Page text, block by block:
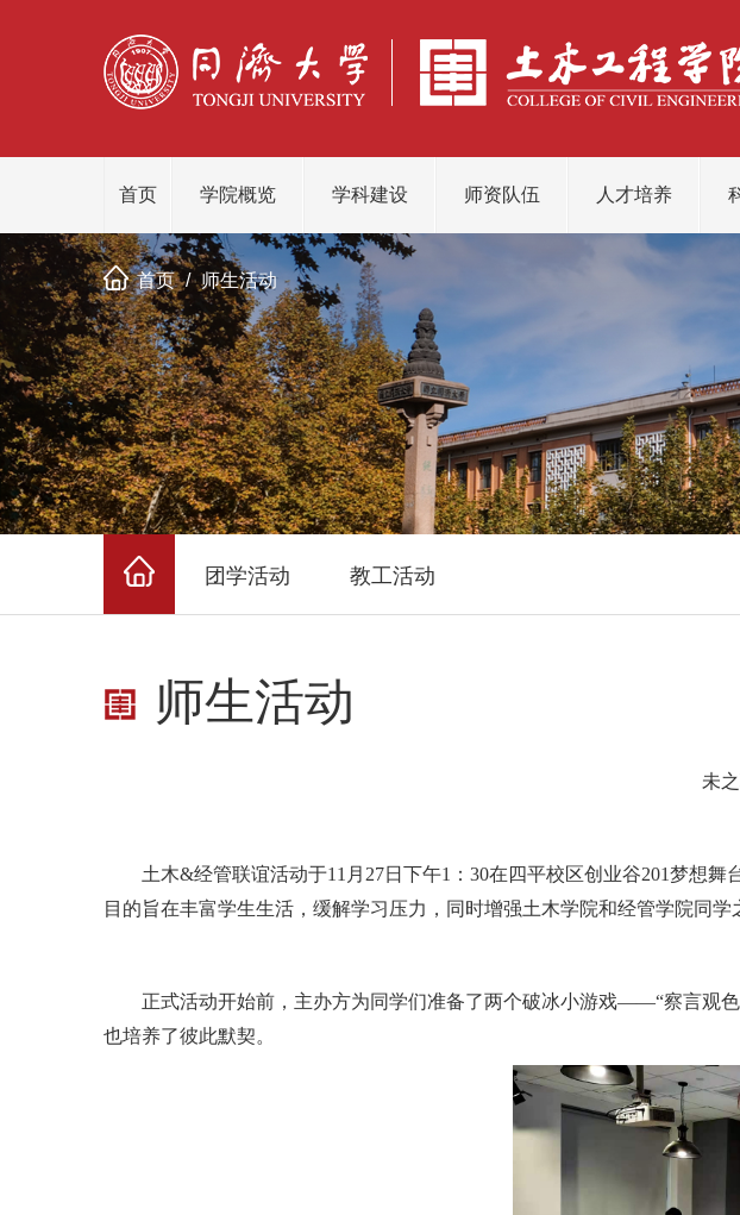
首页 学院概览 学科建设 师资队伍 人才培养
首页 / 师生活动
团学活动 教工活动
师生活动
未
土木&经管联谊活动于11 月 27日下午1 ： 30在四平校区创业谷201梦想舞
目的旨在丰富学生生活，缓解学习压力，同时增强土木学院和经管学院同
正式活动开始前，主办方为同学们准备了两个破冰小游戏——“察言观
也培养了彼此默契。